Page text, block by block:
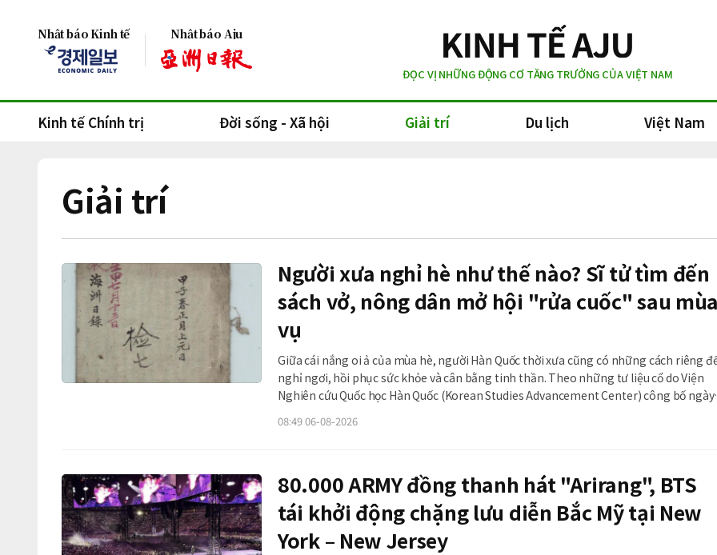
Nhật báo Kinh tế Nhật báo Aju
ĐỌC VỊ NHỮNG ĐỘNG CƠ TĂNG TRƯỞNG CỦA VIỆT NAM
Kinh tế Chính trị Đời sống - Xã hội Giải trí Du lịch Việt Nam
Giải trí
Người xưa nghỉ hè như thế nào? Sĩ tử tìm đến
sách vở, nông dân mở hội "rửa cuốc" sau mùa
vụ
Giữa cái nắng oi ả của mùa hè, người Hàn Quốc thời xưa cũng có những cách riêng
nghỉ ngơi, hồi phục sức khỏe và cân bằng tinh thần. Theo những tư liệu cổ do Viện
Nghiên cứu Quốc học Hàn Quốc (Korean Studies Advancement Center) công bố ngày
dấu ấn văn hóa và lối sống của từng
08:49 06-08-2026
80.000 ARMY đồng thanh hát "Arirang", BTS
tái khởi động chặng lưu diễn Bắc Mỹ tại New
York – New Jersey